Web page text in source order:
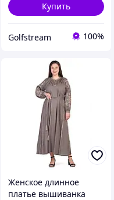
Купить
Golfstream 100%
Женское длинное
платье вышиванка